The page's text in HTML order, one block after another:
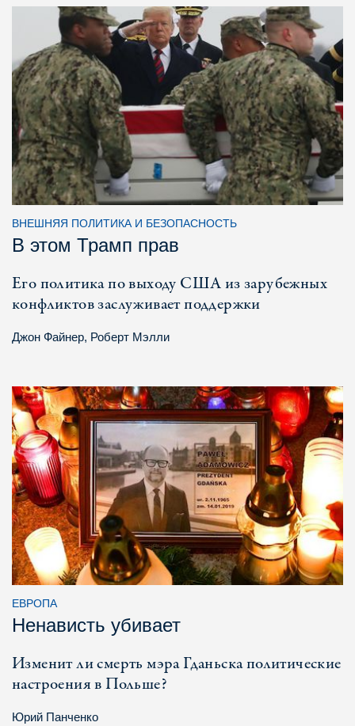
ВНЕШНЯЯ ПОЛИТИКА И БЕЗОПАСНОСТЬ
В этом Трамп прав
Его политика по выходу США из зарубежных
конфликтов заслуживает поддержки
Джон Файнер, Роберт Мэлли
ЕВРОПА
Ненависть убивает
Изменит ли смерть мэра Гданьска политические
настроения в Польше?
Юрий Панченко